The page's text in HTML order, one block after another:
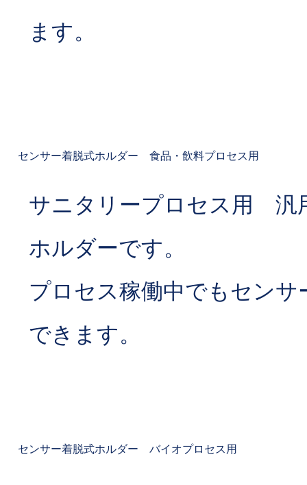
ます。
センサー着脱式ホルダー 食品・飲料プロセス用
サニタリープロセス用 汎
ホルダーです。
プロセス稼働中でもセンサ
できます。
センサー着脱式ホルダー バイオプロセス用